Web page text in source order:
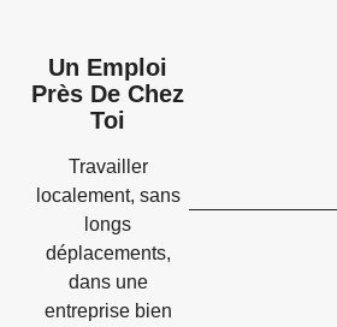
Un Emploi
Près De Chez
Toi
Travailler
localement, sans
longs
déplacements,
dans une
entreprise bien